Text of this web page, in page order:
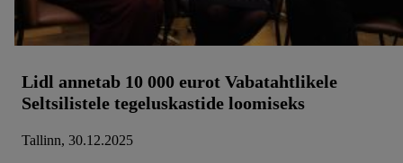
Lidl annetab 10 000 eurot Vabatahtlikele
Seltsilistele tegeluskastide loomiseks
Tallinn, 30.12.2025